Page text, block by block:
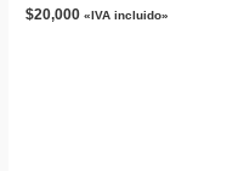
$20,000 «IVA incluido»